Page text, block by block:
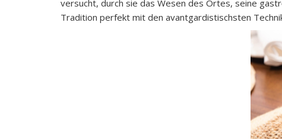
versucht, durch sie das Wesen des Ortes, seine
Tradition perfekt mit den avantgardistischsten